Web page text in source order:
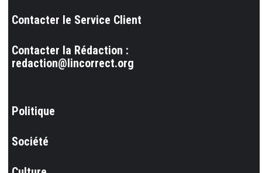
Contacter le Service Client
Contacter la Rédaction :
redaction@lincorrect.org
Politique
Société